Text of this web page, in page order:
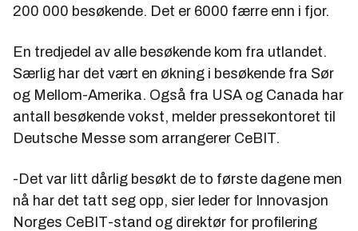
200 000 besøkende. Det er 6000 færre enn i fjor.
En tredjedel av alle besøkende kom fra utlandet.
Særlig har det vært en økning i besøkende fra Sør
og Mellom-Amerika. Også fra USA og Canada har
antall besøkende vokst, melder pressekontoret til
Deutsche Messe som arrangerer CeBIT.
-Det var litt dårlig besøkt de to første dagene men
nå har det tatt seg opp, sier leder for Innovasjon
Norges CeBIT-stand og direktør for profilering